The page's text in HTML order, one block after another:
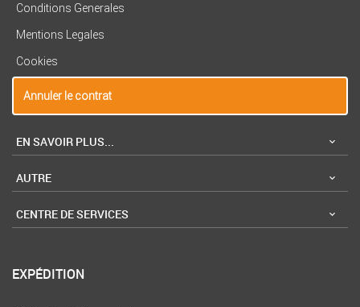
Conditions Generales
Mentions Legales
Cookies
Annuler le contrat
EN SAVOIR PLUS...
AUTRE
CENTRE DE SERVICES
EXPÉDITION